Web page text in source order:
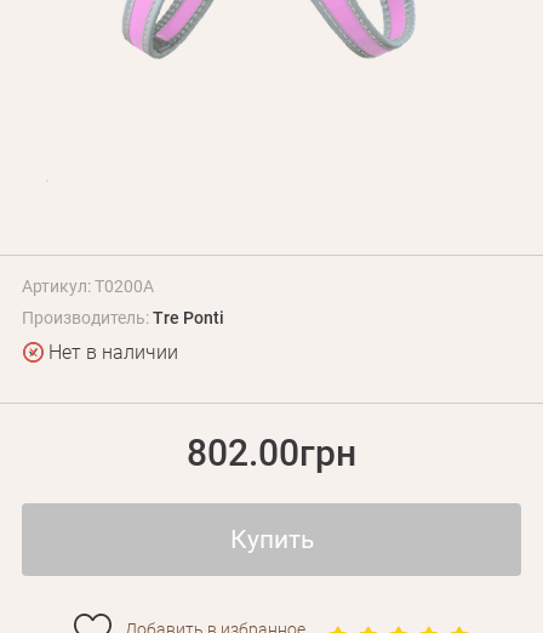
Оптовым клиентам
Артикул: T0200A
Производитель:Tre Ponti
Нет в наличии
802.00грн
Купить